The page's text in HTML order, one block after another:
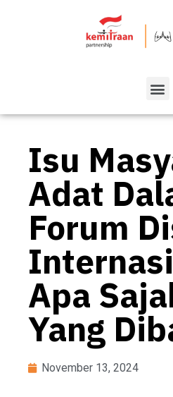
Isu
Adat
Forum
Apa
Yang
November 13, 2024